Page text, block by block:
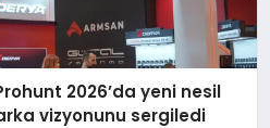
2026’da yeni nesil
vizyonunu sergiledi